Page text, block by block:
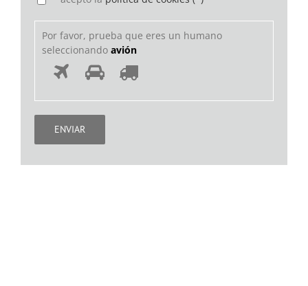
Por favor, prueba que eres un humano
seleccionando avión
Por
favor,
seleccionando
1